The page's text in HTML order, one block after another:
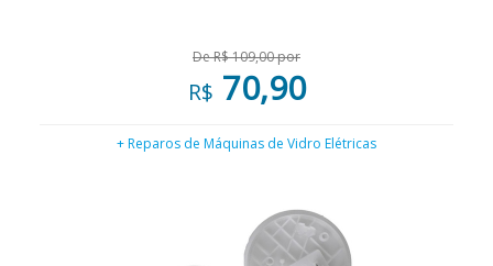
De R$ 109,00 por
R$ 70,90
+ Reparos de Máquinas de Vidro Elétricas